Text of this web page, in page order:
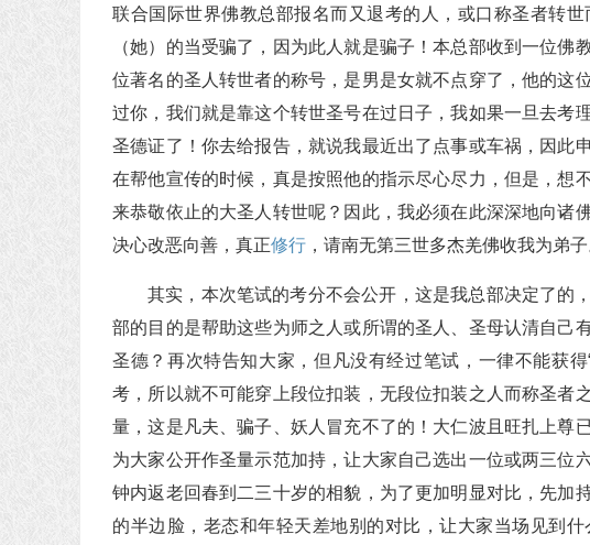
联合国际世界佛教总部报名而又退考的人，或口称圣者转
（她）的当受骗了，因为此人就是骗子！本总部收到一位
位著名的圣人转世者的称号，是男是女就不点穿了，他的这
过你，我们就是靠这个转世圣号在过日子，我如果一旦去考
圣德证了！你去给报告，就说我最近出了点事或车祸，因此
在帮他宣传的时候，真是按照他的指示尽心尽力，但是，想
来恭敬依止的大圣人转世呢？因此，我必须在此深深地向诸
决心改恶向善，真正修行 ，请南无第三世多杰羌佛收我为弟子
其实，本次笔试的考分不会公开，这是我总部决定了的
部的目的是帮助这些为师之人或所谓的圣人、圣母认清自己
圣德？再次特告知大家，但凡没有经过笔试，一律不能获
考，所以就不可能穿上段位扣装，无段位扣装之人而称圣者
量，这是凡夫、骗子、妖人冒充不了的！大仁波且旺扎上尊
为大家公开作圣量示范加持，让大家自己选出一位或两三位
钟内返老回春到二三十岁的相貌，为了更加明显对比，先加
的半边脸，老态和年轻天差地别的对比，让大家当场见到